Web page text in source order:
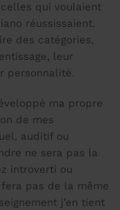
qui voulaient
réussissaient.
des catégories,
leur
personnalité.
ma propre
de mes
auditif ou
ne sera pas la
introverti ou
pas de la même
j’en tient